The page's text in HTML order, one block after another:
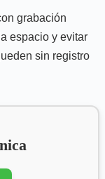
grabación
espacio y evitar
sin registro